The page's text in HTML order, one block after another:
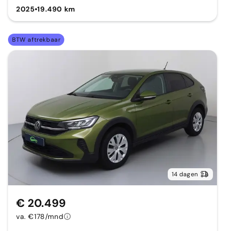
2025•19.490 km
BTW aftrekbaar
14 dagen
€ 20.499
va. €178/mnd